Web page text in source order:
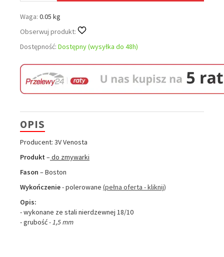
Waga: 0.05 kg
Obserwuj produkt:
Dostępność: Dostępny (wysyłka do 48h)
OPIS
Producent: 3V Venosta
Produkt –do zmywarki
Fason – Boston
Wykończenie- polerowane (pełna oferta - kliknij)
Opis:
- wykonane ze stali nierdzewnej 18/10
- grubość- 1,5 mm